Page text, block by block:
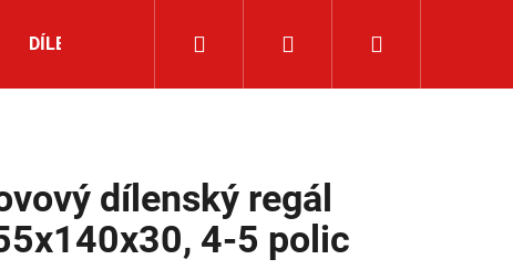
DÍLENSKÉ NÁŘADÍ ROHOVÉ REGÁLY
Přihlášení
dílenský regál
4-5 polic